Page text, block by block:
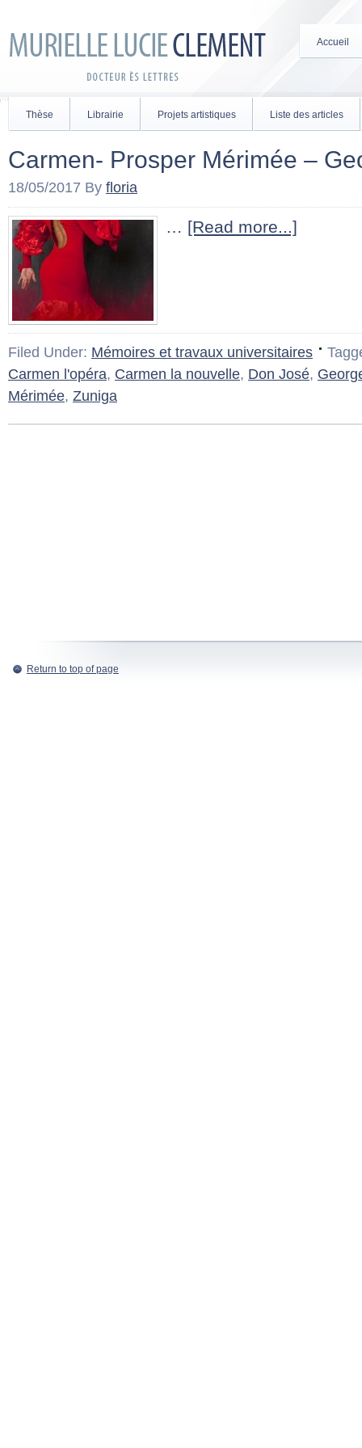
Accueil
Thèse Librairie Projets artistiques Liste des articles
Carmen- Prosper Mérimée –
18/05/2017 By floria
… [Read more...]
Filed Under: Mémoires et travaux universitaires
Carmen l'opéra, Carmen la nouvelle, Don José,
Mérimée, Zuniga
Return to top of page